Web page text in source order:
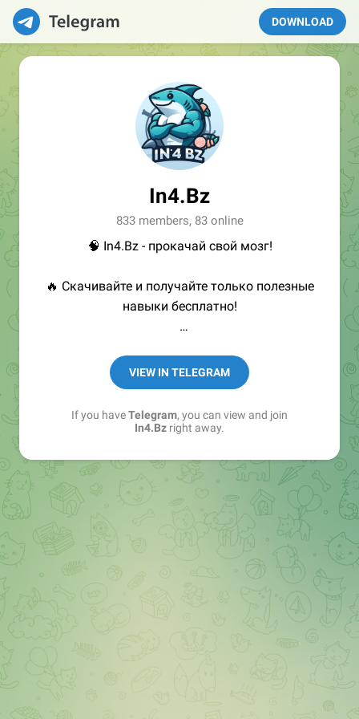
DOWNLOAD
In4.Bz
833 members, 83 online
🧠 In4.Bz - прокачай свой мозг!
🔥 Скачивайте и получайте только полезные
навыки бесплатно!
➖ in4.bz/
➖ https://t.me/in4bz
➖ twitter.com/bz_in4
➖ https://t.me/in4news
VIEW IN TELEGRAM
If you haveTelegram, you can view and join
In4.Bz right away.